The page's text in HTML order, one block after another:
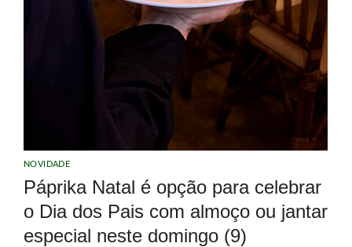
NOVIDADE
Páprika Natal é opção para celebrar
o Dia dos Pais com almoço ou jantar
especial neste domingo (9)